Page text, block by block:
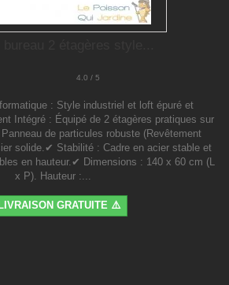
4.0 / 5
: Style industriel et loft épuré et
Intégré : Équipé de 2 étagères pratiques sur
de particules robuste (Revêtement
solide.✔ Stabilité : Cadre en acier stable et
en hauteur.✔ Dimensions : 140 x 60 cm (L
x P). Hauteur :...
GRATUITE ⚠️